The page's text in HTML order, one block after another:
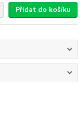
Přidat do košíku